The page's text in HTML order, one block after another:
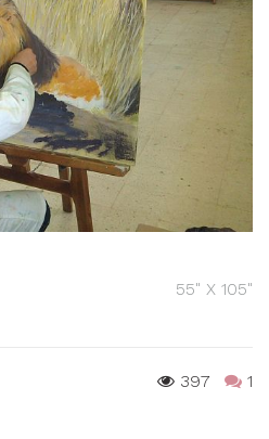
55" X 105"
397 1